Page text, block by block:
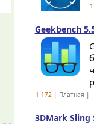
Geekbench
1 172| Платная |
3DMark Sling